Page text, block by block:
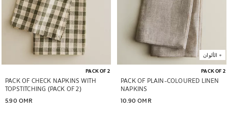
PACK OF 2
PACK OF PLAIN-COLOURED LINEN
NAPKINS
10.90 OMR
+ الألوان
PACK OF 2
PACK OF CHECK NAPKINS WITH
TOPSTITCHING (PACK OF 2)
5.90 OMR